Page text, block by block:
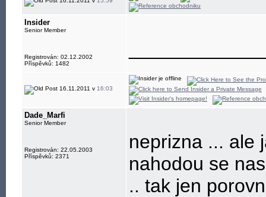
Insider
Senior Member
Registrován: 02.12.2002
Příspěvků: 1482
16.11.2011 v 16:03
Dade_Marfi
Senior Member
Registrován: 22.05.2003
Příspěvků: 2371
neprizna ... ale
nahodou se
.. tak jen